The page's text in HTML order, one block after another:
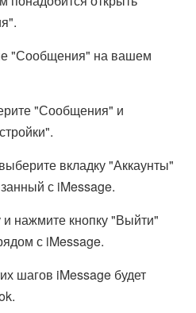
"Сообщения" на вашем
"Сообщения" и
вкладку "Аккаунты"
с iMessage.
и нажмите кнопку "Выйти"
с iMessage.
шагов iMessage будет